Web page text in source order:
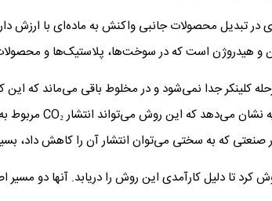
تبدیل محصولات جانبی واکنش به ماده‌ای با ارزش
و هیدروژن است که در سوخت‌ها، پلاستیک‌ها و
کلینکر جدا نمی‌شود و در مخلوط باقی می‌ماند که
که به سختی می‌توان انتشار آن را کاهش داد،
تا دلیل کارآمدی این روش را دریابد. آنها دو مسیر